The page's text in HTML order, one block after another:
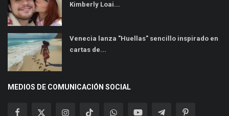
Kimberly Loai...
Venecia lanza "Huellas" sencillo inspirado en
cartas de...
MEDIOS DE COMUNICACIÓN SOCIAL